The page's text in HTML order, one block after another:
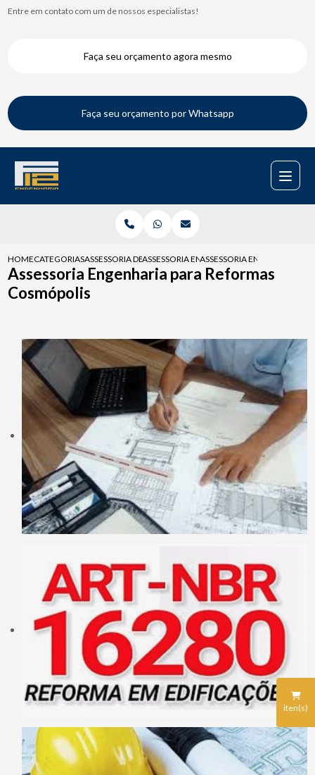
Entre em contato com um de nossos especialistas!
Faça seu orçamento agora mesmo
Faça seu orçamento por Whatsapp
iten(s)
HOMECATEGORIASASSESSORIA DE ENGENHARIAASSESSORIA ENGENHARIA FISCALIZACAO
ASSESSORIA ENGENHARIA
Assessoria Engenharia para Reformas
Cosmópolis